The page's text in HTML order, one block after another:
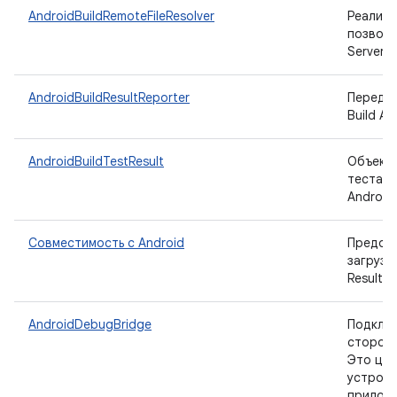
AndroidBuildRemoteFileResolver
Server.
AndroidBuildResultReporter
Build
AndroidBuildTestResult
теста,
Android
Совместимость с Android
AndroidDebugBridge
Это